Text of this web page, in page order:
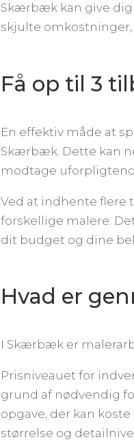
Skærbæk kan give dig
skjulte
Få op til 3
En effektiv måde at
Skærbæk. Dette kan
modtage
Ved at indhente flere
forskellige malere.
dit budget og dine
Hvad er
I Skærbæk er
Prisniveauet for
grund af nødvendig
opgave, der kan
størrelse og